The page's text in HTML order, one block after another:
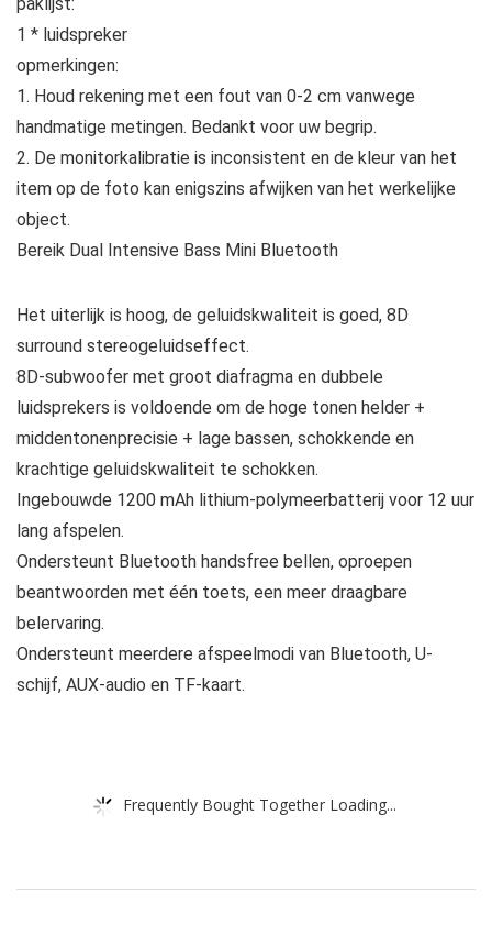
1 * luidspreker
opmerkingen:
1. Houd rekening met een fout van 0-2 cm vanwege
handmatige metingen. Bedankt voor uw begrip.
2. De monitorkalibratie is inconsistent en de kleur van het
item op de foto kan enigszins afwijken van het werkelijke
object.
Bereik Dual Intensive Bass Mini Bluetooth
Het uiterlijk is hoog, de geluidskwaliteit is goed, 8D
surround stereogeluidseffect.
8D-subwoofer met groot diafragma en dubbele
luidsprekers is voldoende om de hoge tonen helder +
middentonenprecisie + lage bassen, schokkende en
krachtige geluidskwaliteit te schokken.
Ingebouwde 1200 mAh lithium-polymeerbatterij voor 12 uur
lang afspelen.
Ondersteunt Bluetooth handsfree bellen, oproepen
beantwoorden met één toets, een meer draagbare
belervaring.
Ondersteunt meerdere afspeelmodi van Bluetooth, U-
schijf, AUX-audio en TF-kaart.
Frequently Bought Together Loading...